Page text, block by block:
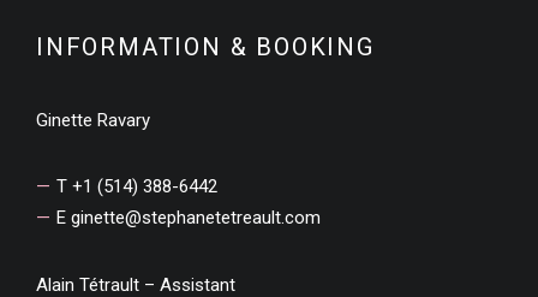
INFORMATION & BOOKING
Ginette Ravary
T +1 (514) 388-6442
E ginette@stephanetetreault.com
Alain Tétrault – Assistant